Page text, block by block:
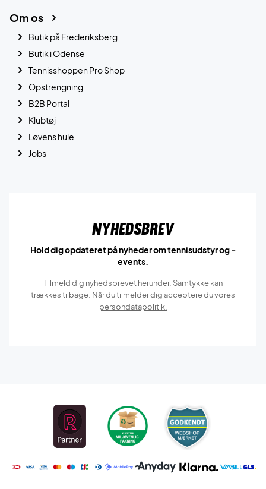
Om os
Butik på Frederiksberg
Butik i Odense
Tennisshoppen Pro Shop
Opstrengning
B2B Portal
Klubtøj
Løvens hule
Jobs
Nyhedsbrev
Hold dig opdateret på nyheder om tennisudstyr og -
events.
Tilmeld dig nyhedsbrevet herunder. Samtykke kan
trækkes tilbage. Når du tilmelder dig acceptere du vores
persondatapolitik.